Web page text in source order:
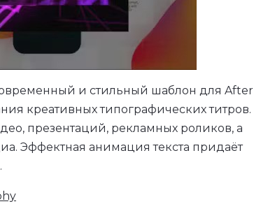
и стильный шаблон для After
креативных типографических титров.
презентаций, рекламных роликов, а
Эффектная анимация текста придаёт